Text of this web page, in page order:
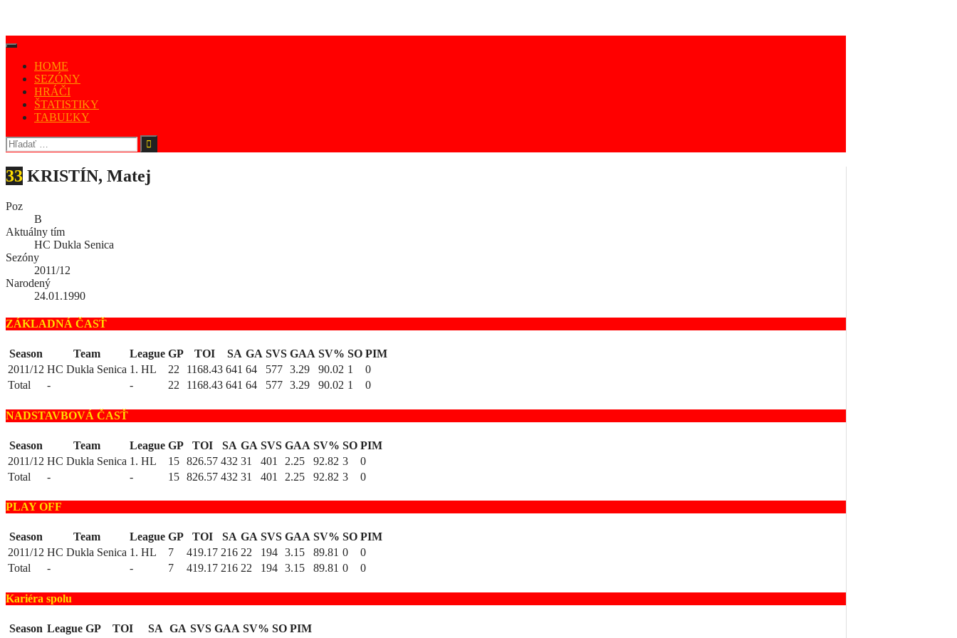
HOME
SEZÓNY
HRÁČI
ŠTATISTIKY
TABUĽKY
33 KRISTÍN, Matej
Poz
B
Aktuálny tím
HC Dukla Senica
Sezóny
2011/12
Narodený
24.01.1990
ZÁKLADNÁ ČASŤ
Season Team League GP TOI SA GA SVS GAA SV% SO PIM
2011/12 HC Dukla Senica 1. HL 22 1168.43 641 64 577 3.29 90.02 1
0
Total
- - 22 1168.43 641 64 577 3.29 90.02 1 0
NADSTAVBOVÁ ČASŤ
Season Team League GP TOI SA GA SVS GAA SV% SO PIM
2011/12 HC Dukla Senica 1. HL 15 826.57 432 31 401 2.25 92.82 3
0
Total
- - 15 826.57 432 31 401 2.25 92.82 3 0
PLAY OFF
Season Team League GP TOI SA GA SVS GAA SV% SO PIM
2011/12 HC Dukla Senica 1. HL 7 419.17 216 22 194 3.15 89.81 0
0
Total
- - 7 419.17 216 22 194 3.15 89.81 0 0
Kariéra spolu
Season League GP TOI SA GA SVS GAA SV% SO PIM